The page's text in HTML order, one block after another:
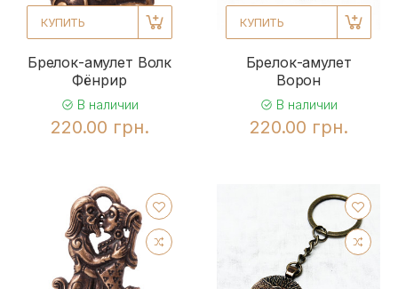
КУПИТЬ
Брелок-амулет Волк
Фёнрир
В наличии
220.00 грн.
КУПИТЬ
Брелок-амулет
Ворон
В наличии
220.00 грн.